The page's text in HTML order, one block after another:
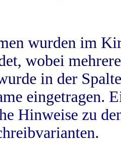
wurden im
wobei
in der
eingetragen.
Hinweise zu